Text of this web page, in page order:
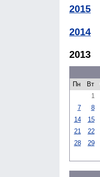
2015
2014
2013
Пн
Вт
1
7
8
14
15
21
22
28
29